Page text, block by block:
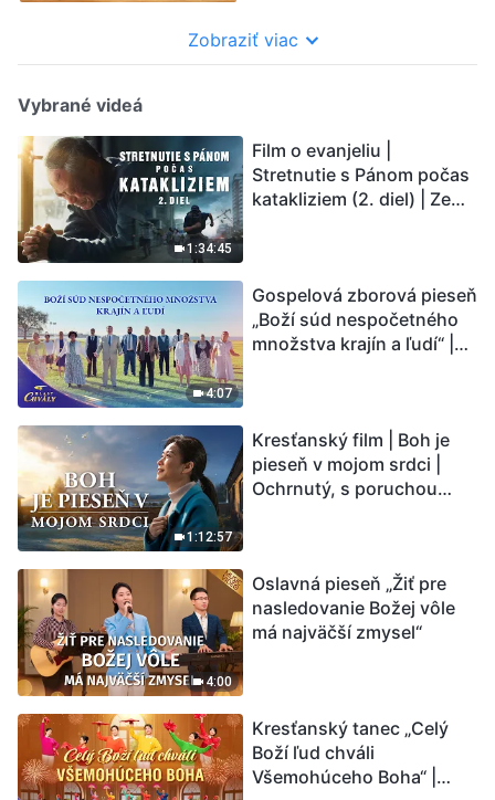
Zobraziť viac
Vybrané videá
1:34:45
Film o evanjeliu |
Stretnutie s Pánom počas
katakliziem (2. diel) | Zem
Ľudstvu sa začína
odpočítavať čas. Našli ste
spôsob, ako prežiť?
4:07
Gospelová zborová pieseň
„Boží súd nespočetného
množstva krajín a ľudí“ |
1:12:57
Kresťanský film | Boh je
pieseň v mojom srdci |
Ochrnutý, s poruchou
4:00
Oslavná pieseň „Žiť pre
nasledovanie Božej vôle
má najväčší zmysel“
Kresťanský tanec „Celý
Boží ľud chváli
Všemohúceho Boha“ |